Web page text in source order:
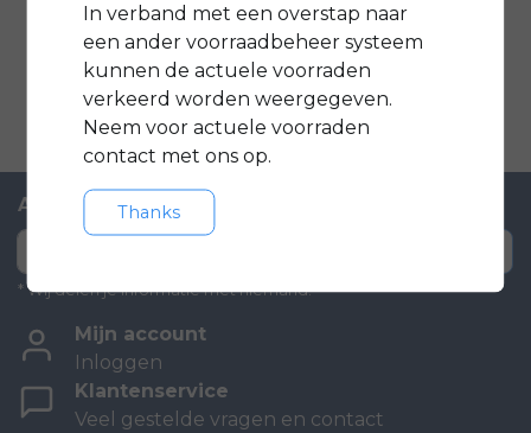
€5.999,00
Vergelijk
€4.749,00
Vergelijk
Abonneer je op onze nieuwsbrief
* Wij delen je informatie met niemand.
Mijn account
Inloggen
Klantenservice
Veel gestelde vragen en contact
In verband met een overstap naar
een ander voorraadbeheer systeem
kunnen de actuele voorraden
verkeerd worden weergegeven.
Neem voor actuele voorraden
contact met ons op.
Thanks